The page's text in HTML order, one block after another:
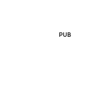
PUB